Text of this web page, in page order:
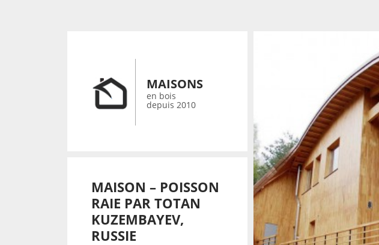
MAISONS
en bois
depuis 2010
MAISON – POISSON
RAIE PAR TOTAN
KUZEMBAYEV,
RUSSIE